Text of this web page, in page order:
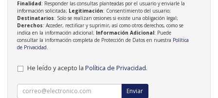
Finalidad: Responder las consultas planteadas por el usuario y enviarle la
información solicitada; Legitimación: Consentimiento del usuario;
Destinatarios: Solo se realizan cesiones si existe una obligación legal;
Derechos: Acceder, rectificar y suprimir, así como otros derechos, como se
indica en la información adicional; Información Adicional: Puede
consultar la información completa de Protección de Datos en nuestra Política
de Privacidad
He leído y acepto la Política de Privacidad.
Enviar